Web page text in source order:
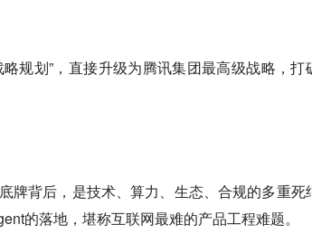
规划”，直接升级为腾讯集团最高级战略，打
背后，是技术、算力、生态、合规的多重死
的落地，堪称互联网最难的产品工程难题。